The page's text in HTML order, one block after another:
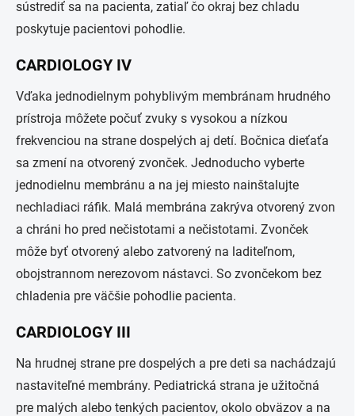
sústrediť sa na pacienta, zatiaľ čo okraj bez chladu
poskytuje pacientovi pohodlie.
CARDIOLOGY IV
Vďaka jednodielnym pohyblivým membránam hrudného
prístroja môžete počuť zvuky s vysokou a nízkou
frekvenciou na strane dospelých aj detí. Bočnica dieťaťa
sa zmení na otvorený zvonček. Jednoducho vyberte
jednodielnu membránu a na jej miesto nainštalujte
nechladiaci ráfik. Malá membrána zakrýva otvorený zvon
a chráni ho pred nečistotami a nečistotami. Zvonček
môže byť otvorený alebo zatvorený na laditeľnom,
obojstrannom nerezovom nástavci. So zvončekom bez
chladenia pre väčšie pohodlie pacienta.
CARDIOLOGY III
Na hrudnej strane pre dospelých a pre deti sa nachádzajú
nastaviteľné membrány. Pediatrická strana je užitočná
pre malých alebo tenkých pacientov, okolo obväzov a na